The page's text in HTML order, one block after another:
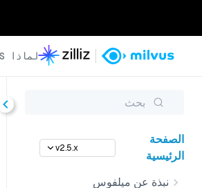
لماذا MILVUS؟
بحث
الصفحة
الرئيسية
v2.5.x
نبذة عن ميلفوس